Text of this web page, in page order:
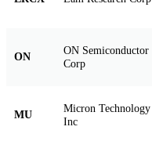
ON
ON Semiconductor
Corp
MU
Micron Technology
Inc